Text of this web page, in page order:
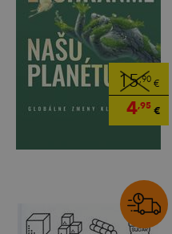
15,90 €
4,95 €